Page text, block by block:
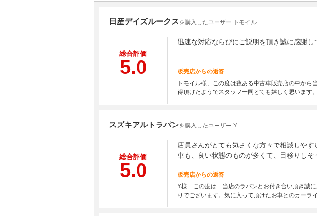
日産デイズルークスを購入したユーザー トモイル
総合評価
5.0
迅速な対応ならびにご説明を頂き誠に感謝し
販売店からの返答
トモイル様、この度は数ある中古車販売店の中か
得頂けたようでスタッフ一同とても嬉しく思いま
スズキアルトラパンを購入したユーザー Y
総合評価
5.0
店員さんがとても気さくな方々で相談しや
車も、良い状態のものが多くて、目移りし
販売店からの返答
Y様 この度は、当店のラパンとお付き合い頂き誠
りでございます。気に入って頂けたお車とのカー